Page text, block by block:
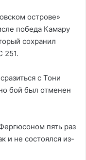
острове»
победа Камару
сохранил
251.
с Тони
бой был отменен
пять раз
и не состоялся из-